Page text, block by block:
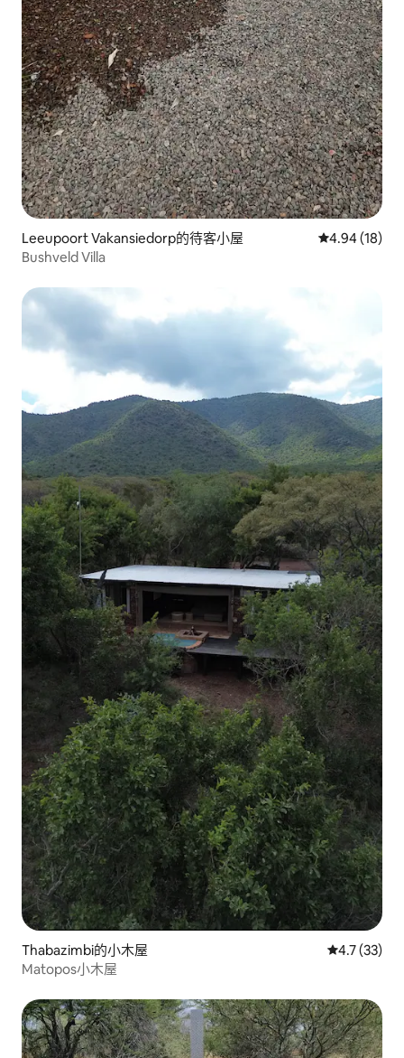
Leeupoort Vakansiedorp的待客小屋 從 18 則評價
4.94 (18)
Bushveld Villa
Thabazimbi的小木屋 從 33 則評
4.7 (33)
Matopos小木屋